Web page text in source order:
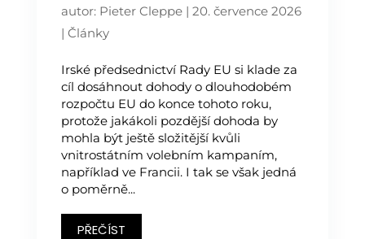
autor: Pieter Cleppe| 20. července 2026
| Články
Irské předsednictví Rady EU si klade za
cíl dosáhnout dohody o dlouhodobém
rozpočtu EU do konce tohoto roku,
protože jakákoli pozdější dohoda by
mohla být ještě složitější kvůli
vnitrostátním volebním kampaním,
například ve Francii. I tak se však jedná
o poměrně...
PŘEČÍST